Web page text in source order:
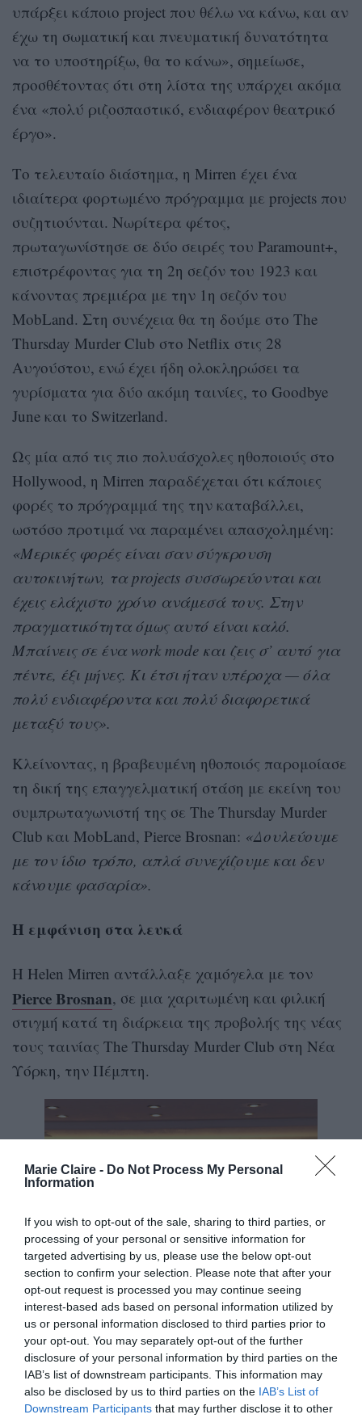
Marie Claire - Do Not Process My Personal
Information
If you wish to opt-out of the sale, sharing to third parties, or
processing of your personal or sensitive information for
targeted advertising by us, please use the below opt-out
section to confirm your selection. Please note that after your
opt-out request is processed you may continue seeing
interest-based ads based on personal information utilized by
us or personal information disclosed to third parties prior to
your opt-out. You may separately opt-out of the further
disclosure of your personal information by third parties on the
IAB’s list of downstream participants. This information may
also be disclosed by us to third parties on the IAB’s List of
Downstream Participants that may further disclose it to other
υπάρξει κάποιο project που θέλω να κάνω, και αν
έχω τη σωματική και πνευματική δυνατότητα
να το υποστηρίξω, θα το κάνω», σημείωσε,
προσθέτοντας ότι στη λίστα της υπάρχει ακόμα
ένα «πολύ ριζοσπαστικό, ενδιαφέρον θεατρικό
έργο».
Το τελευταίο διάστημα, η Mirren έχει ένα
ιδιαίτερα φορτωμένο πρόγραμμα με projects που
συζητιούνται. Νωρίτερα φέτος,
πρωταγωνίστησε σε δύο σειρές του Paramount+,
επιστρέφοντας για τη 2η σεζόν του 1923 και
κάνοντας πρεμιέρα με την 1η σεζόν του
MobLand. Στη συνέχεια θα τη δούμε στο The
Thursday Murder Club στο Netflix στις 28
Αυγούστου, ενώ έχει ήδη ολοκληρώσει τα
γυρίσματα για δύο ακόμη ταινίες, το Goodbye
June και το Switzerland.
Ως μία από τις πιο πολυάσχολες ηθοποιούς στο
Hollywood, η Mirren παραδέχεται ότι κάποιες
φορές το πρόγραμμά της την καταβάλλει,
ωστόσο προτιμά να παραμένει απασχολημένη:
«Μερικές φορές είναι σαν σύγκρουση
αυτοκινήτων, τα projects συσσωρεύονται και
έχεις ελάχιστο χρόνο ανάμεσά τους. Στην
πραγματικότητα όμως αυτό είναι καλό.
Μπαίνεις σε ένα work mode και ζεις σ’ αυτό για
πέντε, έξι μήνες. Κι έτσι ήταν υπέροχα — όλα
πολύ ενδιαφέροντα και πολύ διαφορετικά
μεταξύ τους».
Κλείνοντας, η βραβευμένη ηθοποιός παρομοίασε
τη δική της επαγγελματική στάση με εκείνη του
συμπρωταγωνιστή της σε The Thursday Murder
Club και MobLand, Pierce Brosnan: «Δουλεύουμε
με τον ίδιο τρόπο, απλά συνεχίζουμε και δεν
κάνουμε φασαρία».
Η εμφάνιση στα λευκά
Η Helen Mirren αντάλλαξε χαμόγελα με τον
Pierce Brosnan, σε μια χαριτωμένη και φιλική
στιγμή κατά τη διάρκεια της προβολής της νέας
τους ταινίας The Thursday Murder Club στη Νέα
Υόρκη, την Πέμπτη.